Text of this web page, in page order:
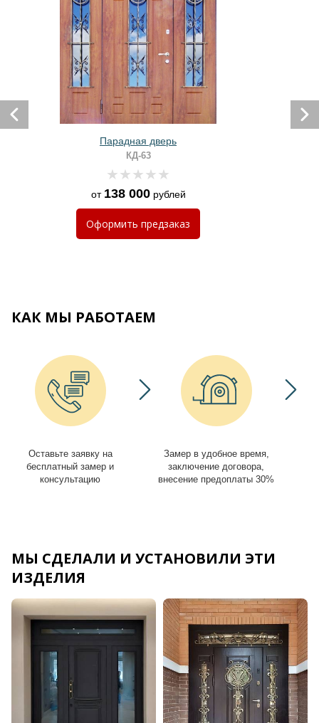
Парадная дверь
КД-63
от 138 000рублей
Оформить предзаказ
КАК МЫ РАБОТАЕМ
Оставьте заявку на
бесплатный замер и
консультацию
Замер в удобное время,
заключение договора,
внесение предоплаты 30%
МЫ СДЕЛАЛИ И УСТАНОВИЛИ ЭТИ
ИЗДЕЛИЯ